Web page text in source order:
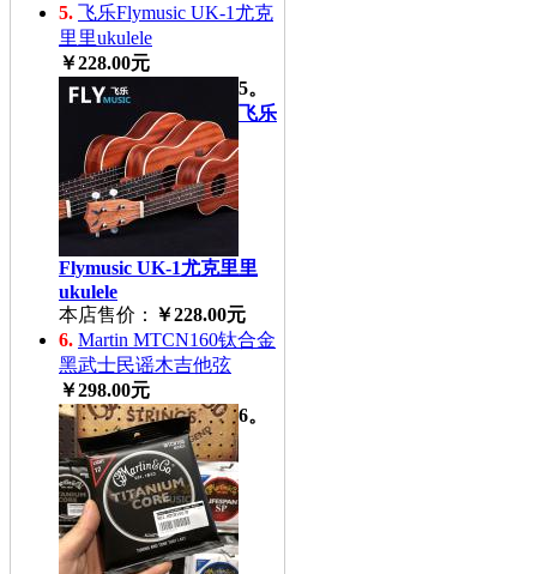
5. 飞乐Flymusic UK-1尤克
里里ukulele
￥228.00元
5。
飞乐
Flymusic UK-1尤克里里
ukulele
本店售价： ￥228.00元
6. Martin MTCN160钛合金
黑武士民谣木吉他弦
￥298.00元
6。